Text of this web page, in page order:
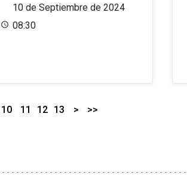
10 de Septiembre de 2024
08:30
10 11 12 13 > >>